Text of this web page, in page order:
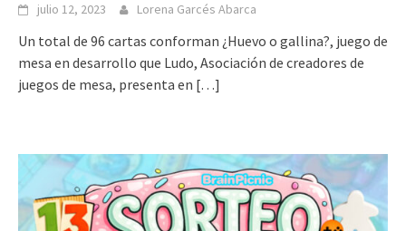
julio 12, 2023 Lorena Garcés Abarca
Un total de 96 cartas conforman ¿Huevo o gallina?, juego de
mesa en desarrollo que Ludo, Asociación de creadores de
juegos de mesa, presenta en […]